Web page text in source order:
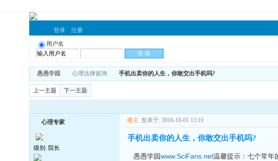
登录 注册
用户名
愚愚学园 心理法律咨询 手机出卖你的人生，你敢交出手机吗?
上一主题 下一主题
心理专家
级别: 院长
楼主 发表于: 2016-10-01 13:19
手机出卖你的人生，你敢交出手机吗?
愚愚学园www.SciFans.net温馨提示：七个常年